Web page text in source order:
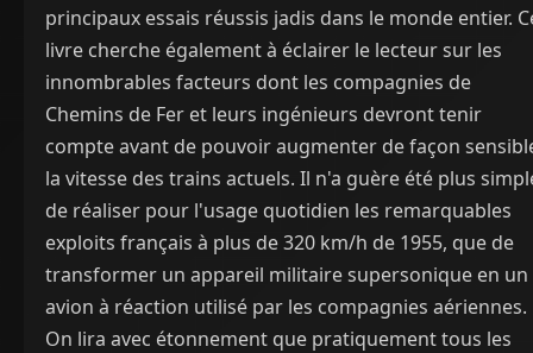
principaux essais réussis jadis dans le monde entier.
livre cherche également à éclairer le lecteur sur les
innombrables facteurs dont les compagnies de
Chemins de Fer et leurs ingénieurs devront tenir
compte avant de pouvoir augmenter de façon
la vitesse des trains actuels. Il n'a guère été plus
de réaliser pour l'usage quotidien les remarquables
exploits français à plus de 320 km/h de 1955, que de
transformer un appareil militaire supersonique en un
avion à réaction utilisé par les compagnies aériennes.
On lira avec étonnement que pratiquement tous les